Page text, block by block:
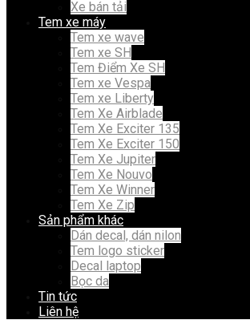
Xe bán tải
Tem xe máy
Tem xe wave
Tem xe SH
Tem Điểm Xe SH
Tem xe Vespa
Tem xe Liberty
Tem Xe Airblade
Tem Xe Exciter 135
Tem Xe Exciter 150
Tem Xe Jupiter
Tem Xe Nouvo
Tem Xe Winner
Tem Xe Zip
Sản phẩm khác
Dán decal, dán nilon
Tem logo sticker
Decal laptop
Bọc da
Tin tức
Liên hệ